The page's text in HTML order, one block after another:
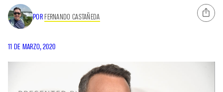
POR FERNANDO CASTAÑEDA
11 DE MARZO, 2020